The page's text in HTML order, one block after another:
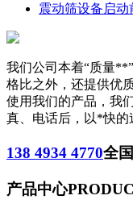
震动筛设备启动
我们公司本着“质量
格比之外，还提供优
使用我们的产品，我
真、电话后，以*快的
138 4934 4770全
产品中心